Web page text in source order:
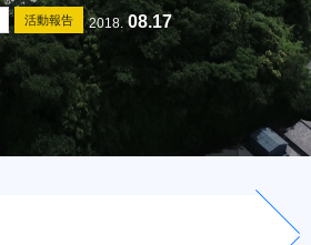
活動報告 2018.08.17